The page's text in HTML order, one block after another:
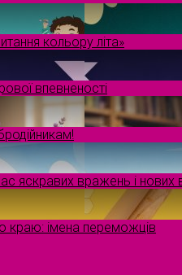
кольору літа»
впевненості
яскравих вражень і нових
краю: імена переможців